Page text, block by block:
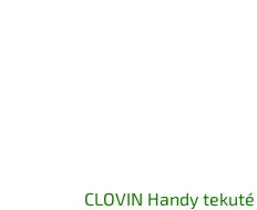
CLOVIN Handy